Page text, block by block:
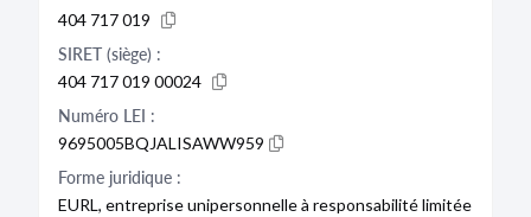
404 717 019
SIRET (siège) :
404 717 019 00024
Numéro LEI :
9695005BQJALISAWW959
Forme juridique :
EURL, entreprise unipersonnelle à responsabilité limitée